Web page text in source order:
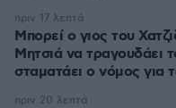
Μπορεί ο γιος του
Μητσιά να τραγουδάει
σταματάει ο νόμος για
πριν 17 λεπτά
πριν 20 λεπτά